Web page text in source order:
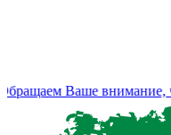
Ваше внимание,